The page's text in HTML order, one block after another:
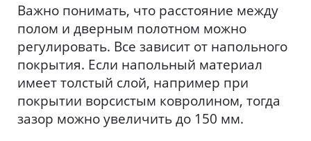
Важно понимать, что расстояние между
полом и дверным полотном можно
регулировать. Все зависит от напольного
покрытия. Если напольный материал
имеет толстый слой, например при
покрытии ворсистым ковролином, тогда
зазор можно увеличить до 150 мм.